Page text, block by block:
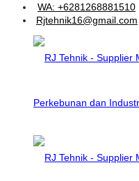
WA: +6281268881510
Rjtehnik16@gmail.com